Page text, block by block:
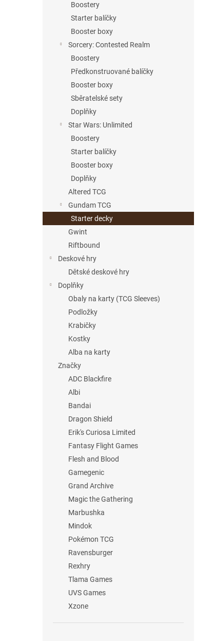
Boostery
Starter balíčky
Booster boxy
Sorcery: Contested Realm
Boostery
Předkonstruované balíčky
Booster boxy
Sběratelské sety
Doplňky
Star Wars: Unlimited
Boostery
Starter balíčky
Booster boxy
Doplňky
Altered TCG
Gundam TCG
Starter decky
Gwint
Riftbound
Deskové hry
Dětské deskové hry
Doplňky
Obaly na karty (TCG Sleeves)
Podložky
Krabičky
Kostky
Alba na karty
Značky
ADC Blackfire
Albi
Bandai
Dragon Shield
Erik's Curiosa Limited
Fantasy Flight Games
Flesh and Blood
Gamegenic
Grand Archive
Magic the Gathering
Marbushka
Mindok
Pokémon TCG
Ravensburger
Rexhry
Tlama Games
UVS Games
Xzone